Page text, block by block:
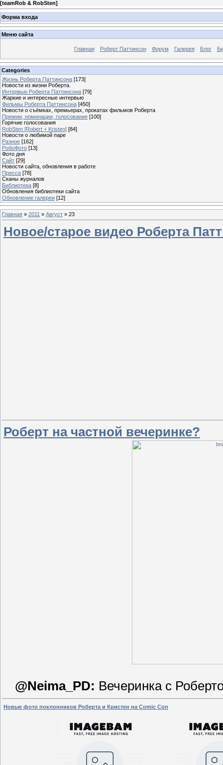
[teamRob & RobSten]
Форма входа
Меню сайта
Главная Роберт Паттинсон Форум Галерея Блог
Categories
Жизнь Роберта Паттинсона [173]
Новости из жизни Роберта.
Интервью Роберта Паттинсона [79]
Жаркие и интересные интервью
Фильмы Роберта Паттинсона [450]
Новости о съёмках, премьерах, прокатах фильмов Роберта
Премии, номинации, голосование [100]
Горячие голосования
RobSten [Robert + Kristen] [84]
Новости о любимой паре
Разное [162]
РобоФото [13]
Фото дня
Сайт [29]
Новости сайта, обновления в работе
Пресса [78]
Сканы журналов
Библиотека [8]
Обновления библиотеки сайта
Обновление галереи [12]
Главная » 2011 » Август » 23
Новое/старое видео Роберта
Роберт на частной вечеринке?
@Neima_PD: Вечеринка с
Новые фото поклонников Роберта и Кристен на Comic Con